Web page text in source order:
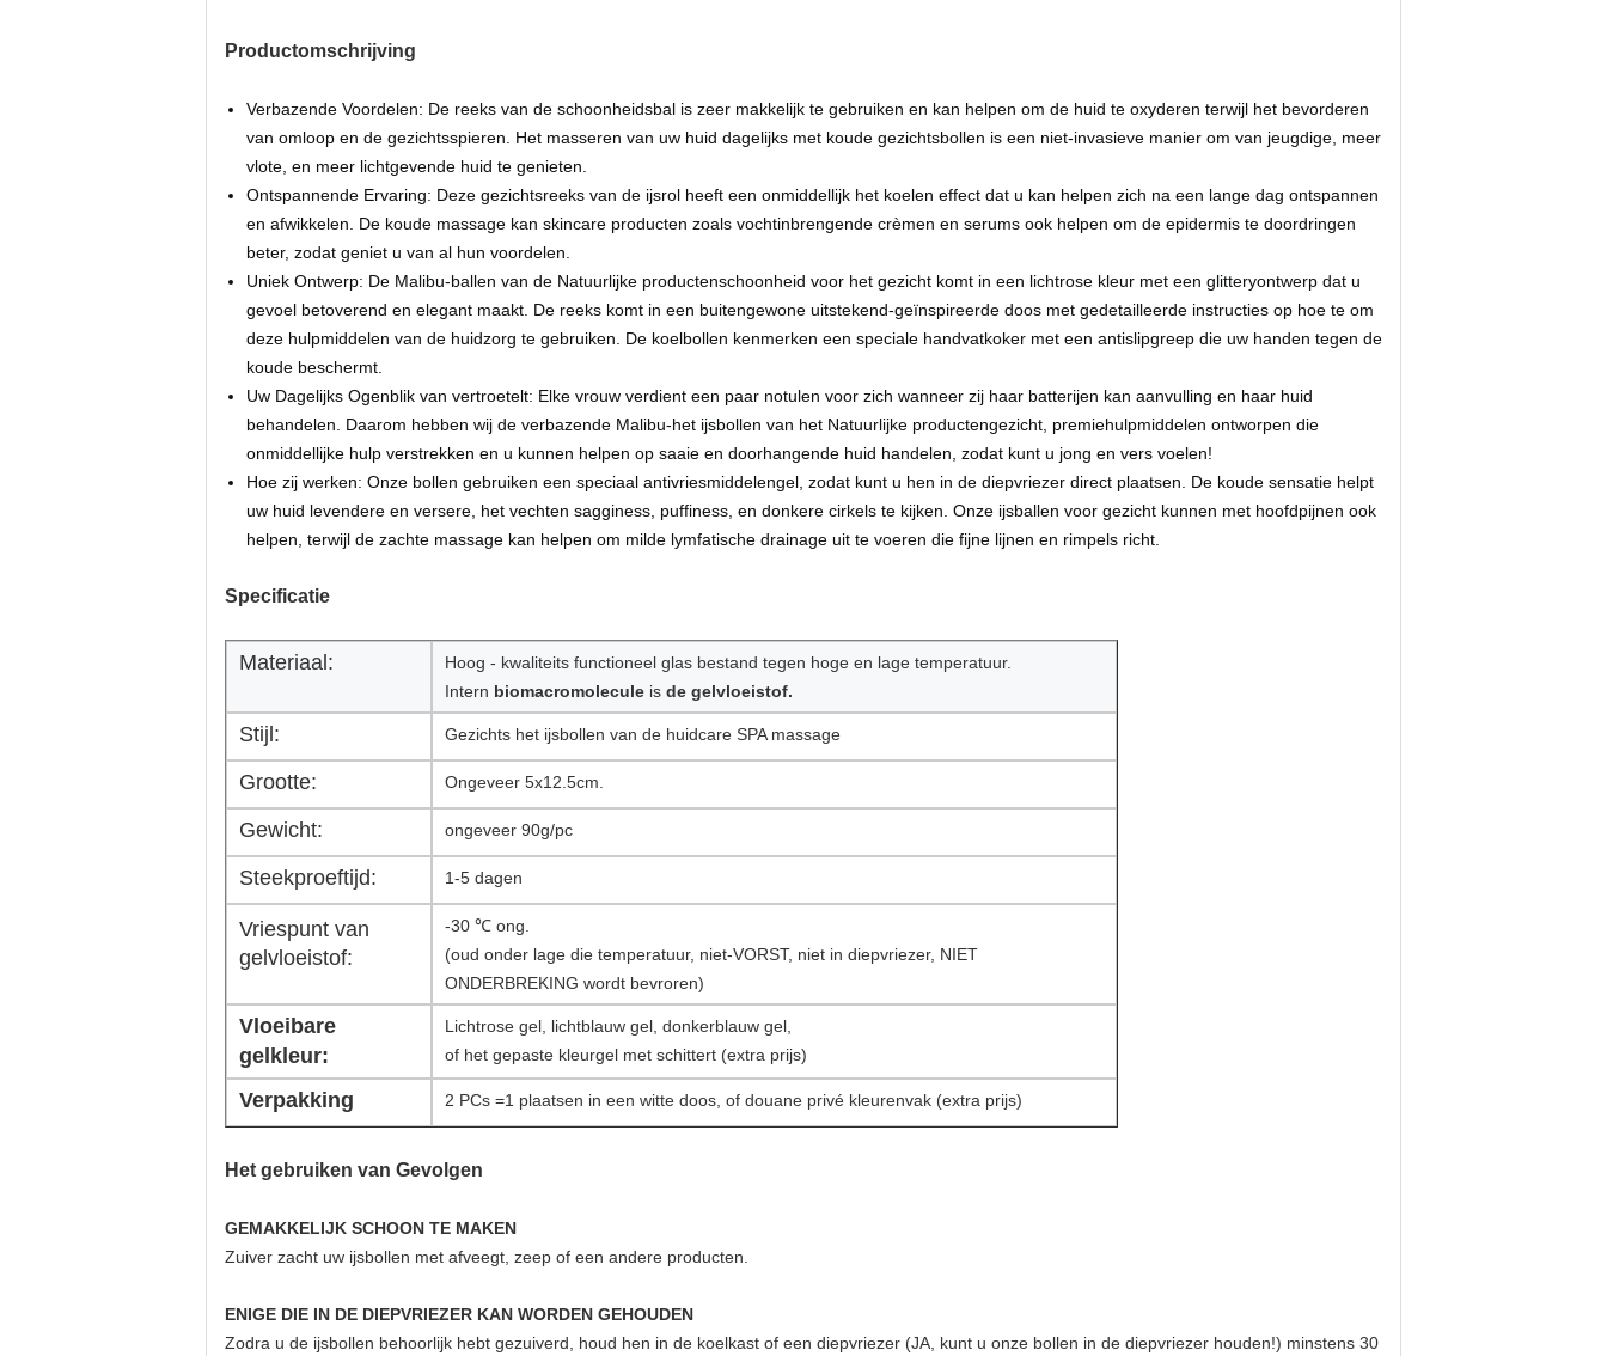
Productomschrijving
Verbazende Voordelen: De reeks van de schoonheidsbal is zeer makkelijk te gebruiken en kan helpen om de huid te oxyderen terwijl het bevorderen
van omloop en de gezichtsspieren. Het masseren van uw huid dagelijks met koude gezichtsbollen is een niet-invasieve manier om van jeugdige, meer
vlote, en meer lichtgevende huid te genieten.
Ontspannende Ervaring: Deze gezichtsreeks van de ijsrol heeft een onmiddellijk het koelen effect dat u kan helpen zich na een lange dag ontspannen
en afwikkelen. De koude massage kan skincare producten zoals vochtinbrengende crèmen en serums ook helpen om de epidermis te doordringen
beter, zodat geniet u van al hun voordelen.
Uniek Ontwerp: De Malibu-ballen van de Natuurlijke productenschoonheid voor het gezicht komt in een lichtrose kleur met een glitteryontwerp dat u
gevoel betoverend en elegant maakt. De reeks komt in een buitengewone uitstekend-geïnspireerde doos met gedetailleerde instructies op hoe te om
deze hulpmiddelen van de huidzorg te gebruiken. De koelbollen kenmerken een speciale handvatkoker met een antislipgreep die uw handen tegen de
koude beschermt.
Uw Dagelijks Ogenblik van vertroetelt: Elke vrouw verdient een paar notulen voor zich wanneer zij haar batterijen kan aanvulling en haar huid
behandelen. Daarom hebben wij de verbazende Malibu-het ijsbollen van het Natuurlijke productengezicht, premiehulpmiddelen ontworpen die
onmiddellijke hulp verstrekken en u kunnen helpen op saaie en doorhangende huid handelen, zodat kunt u jong en vers voelen!
Hoe zij werken: Onze bollen gebruiken een speciaal antivriesmiddelengel, zodat kunt u hen in de diepvriezer direct plaatsen. De koude sensatie helpt
uw huid levendere en versere, het vechten sagginess, puffiness, en donkere cirkels te kijken. Onze ijsballen voor gezicht kunnen met hoofdpijnen ook
helpen, terwijl de zachte massage kan helpen om milde lymfatische drainage uit te voeren die fijne lijnen en rimpels richt.
Specificatie
Materiaal:
Hoog - kwaliteits functioneel glas bestand tegen hoge en lage temperatuur.
Intern biomacromolecule is de gelvloeistof.
Stijl: Gezichts het ijsbollen van de huidcare SPA massage
Grootte: Ongeveer 5x12.5cm.
Gewicht: ongeveer 90g/pc
Steekproeftijd: 1-5 dagen
Vriespunt van
gelvloeistof:
-30 ℃ ong.
(oud onder lage die temperatuur, niet-VORST, niet in diepvriezer, NIET
ONDERBREKING wordt bevroren)
Vloeibare
gelkleur:
Lichtrose gel, lichtblauw gel, donkerblauw gel,
of het gepaste kleurgel met schittert (extra prijs)
Verpakking 2 PCs =1 plaatsen in een witte doos, of douane privé kleurenvak (extra prijs)
Het gebruiken van Gevolgen
GEMAKKELIJK SCHOON TE MAKEN
Zuiver zacht uw ijsbollen met afveegt, zeep of een andere producten.
ENIGE DIE IN DE DIEPVRIEZER KAN WORDEN GEHOUDEN
Zodra u de ijsbollen behoorlijk hebt gezuiverd, houd hen in de koelkast of een diepvriezer (JA, kunt u onze bollen in de diepvriezer houden!) minstens 30